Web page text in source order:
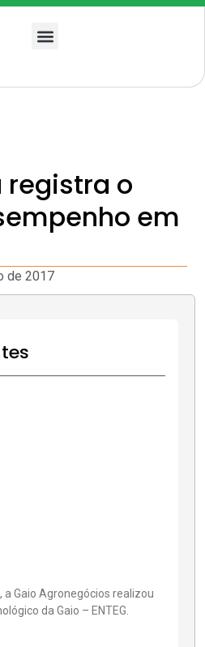
o
em
de 2017
a Gaio Agronegócios realizou
da Gaio – ENTEG.